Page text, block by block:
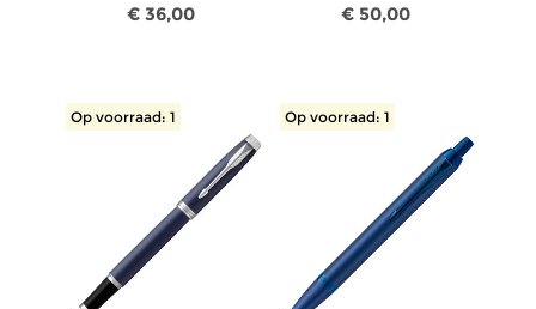
€ 36,00 € 50,00
Op voorraad: 1 Op voorraad: 1